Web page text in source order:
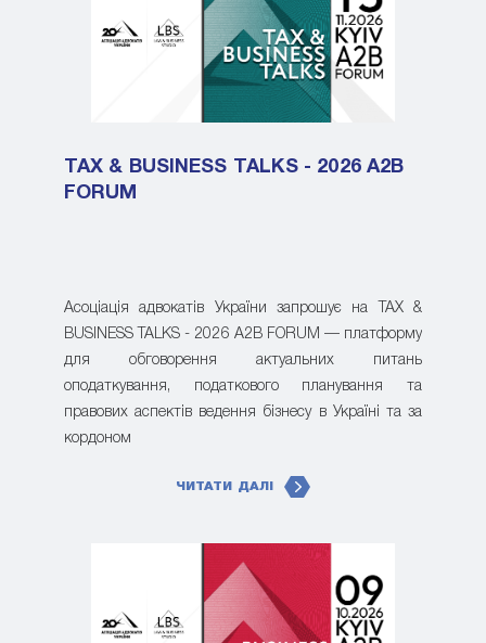
TAX & BUSINESS TALKS - 2026 A2B
FORUM
Асоціація адвокатів України запрошує на TAX &
BUSINESS TALKS - 2026 A2B FORUM — платформу
для обговорення актуальних питань
оподаткування, податкового планування та
правових аспектів ведення бізнесу в Україні та за
кордоном
ЧИТАТИ ДАЛІ